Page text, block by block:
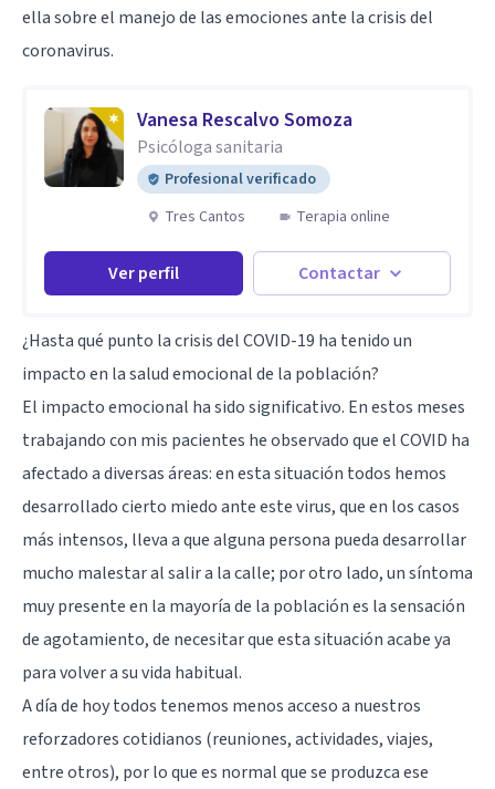
ella sobre el manejo de las emociones ante la crisis del
coronavirus.
Vanesa Rescalvo Somoza
Psicóloga sanitaria
Profesional verificado
Tres Cantos
Terapia online
Ver perfil Contactar
¿Hasta qué punto la crisis del COVID-19 ha tenido un
impacto en la salud emocional de la población?
El impacto emocional ha sido significativo. En estos meses
trabajando con mis pacientes he observado que el COVID ha
afectado a diversas áreas: en esta situación todos hemos
desarrollado cierto miedo ante este virus, que en los casos
más intensos, lleva a que alguna persona pueda desarrollar
mucho malestar al salir a la calle; por otro lado, un síntoma
muy presente en la mayoría de la población es la sensación
de agotamiento, de necesitar que esta situación acabe ya
para volver a su vida habitual.
A día de hoy todos tenemos menos acceso a nuestros
reforzadores cotidianos (reuniones, actividades, viajes,
entre otros), por lo que es normal que se produzca ese